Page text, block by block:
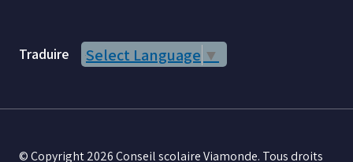
Traduire Select Language ▼
© Copyright 2026 Conseil scolaire Viamonde. Tous droits